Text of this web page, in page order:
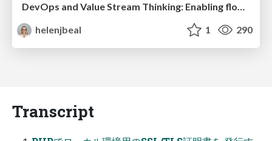
helenjbeal
1 290
Transcript